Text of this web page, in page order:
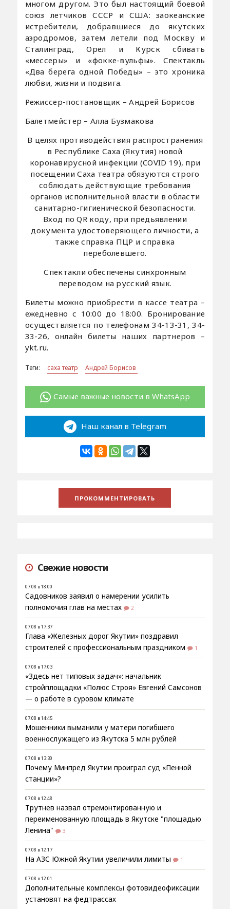
многом другом. Это был настоящий боевой
союз летчиков СССР и США: заокеанские
истребители, добравшиеся до якутских
аэродромов, затем летели под Москву и
Сталинград, Орел и Курск сбивать
«мессеры» и «фокке-вульфы». Спектакль
«Два берега одной Победы» – это хроника
любви, жизни и подвига.
Режиссер-постановщик – Андрей Борисов
Балетмейстер – Алла Бузмакова
В целях противодействия распространения
в Республике Саха (Якутия) новой
коронавирусной инфекции (COVID 19), при
посещении Саха театра обязуются строго
соблюдать действующие требования
органов исполнительной власти в области
санитарно-гигиенической безопасности.
Вход по QR коду, при предьявлении
документа удостоверяющего личности, а
также справка ПЦР и справка
переболевшего.
Спектакли обеспечены синхронным
переводом на русский язык.
Билеты можно приобрести в кассе театра –
ежедневно с 10:00 до 18:00. Бронирование
осуществляется по телефонам 34-13-31, 34-
33-26, онлайн билеты наших партнеров –
ykt.ru.
Теги: саха театр Андрей Борисов
Самые важные новости в WhatsApp
Наш канал в Telegram
Свежие новости
07.08 в 18:00
Садовников заявил о намерении усилить
полномочия глав на местах
2
07.08 в 17:37
Глава «Железных дорог Якутии» поздравил
строителей с профессиональным праздником
1
07.08 в 17:03
«Здесь нет типовых задач»: начальник
стройплощадки «Полюс Строя» Евгений Самсонов
— о работе в суровом климате
07.08 в 14:45
Мошенники выманили у матери погибшего
военнослужащего из Якутска 5 млн рублей
07.08 в 13:30
Почему Минпред Якутии проиграл суд «Пенной
станции»?
07.08 в 12:48
Трутнев назвал отремонтированную и
переименованную площадь в Якутске "площадью
Ленина"
3
07.08 в 12:17
На АЗС Южной Якутии увеличили лимиты 1
07.08 в 12:01
Дополнительные комплексы фотовидеофиксации
установят на федтрассах